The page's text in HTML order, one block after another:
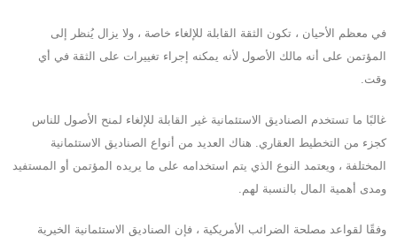
في معظم الأحيان ، تكون الثقة القابلة للإلغاء خاصة ، ولا يزال يُنظر إلى
المؤتمن على أنه مالك الأصول لأنه يمكنه إجراء تغييرات على الثقة في أي
وقت.
غالبًا ما تستخدم الصناديق الاستئمانية غير القابلة للإلغاء لمنح الأصول للناس
كجزء من التخطيط العقاري. هناك العديد من أنواع الصناديق الاستئمانية
المختلفة ، ويعتمد النوع الذي يتم استخدامه على ما يريده المؤتمن أو المستفيد
ومدى أهمية المال بالنسبة لهم.
وفقًا لقواعد مصلحة الضرائب الأمريكية ، فإن الصناديق الاستئمانية الخيرية